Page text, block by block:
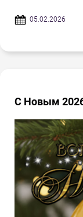
05.02.2026
С Новым